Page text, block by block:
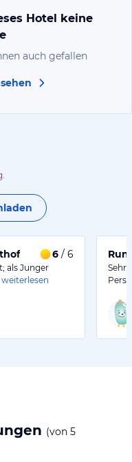
Hotel keine
auch gefallen
6 / 6
als Junger
weiterlesen
Sehr
(von 5